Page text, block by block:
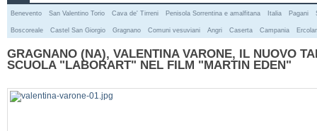
Benevento San Valentino Torio Cava de' Tirreni Penisola Sorrentina e amalfitana Italia Pagani
Boscoreale Castel San Giorgio Gragnano Comuni vesuviani Angri Caserta Campania
GRAGNANO (NA), VALENTINA VARONE, IL NUOVO
SCUOLA "LABORART" NEL FILM "MARTIN EDEN"